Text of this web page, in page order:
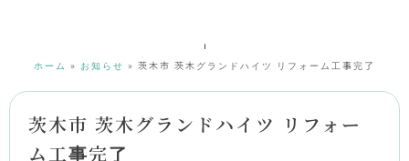
ホーム » お知らせ » 茨木市 茨木グランドハイツ リフォーム工事完了
茨木市 茨木グランドハイツ リフォー
ム工事完了